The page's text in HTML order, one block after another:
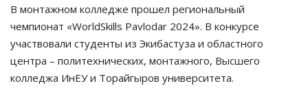
Қазақша Русский
В монтажном колледже прошел региональный
чемпионат «WorldSkills Pavlodar 2024». В конкурсе
участвовали студенты из Экибастуза и областного
центра – политехнических, монтажного, Высшего
колледжа ИнЕУ и Торайгыров университета.